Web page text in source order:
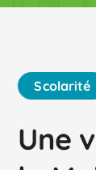
Scolarité
Une